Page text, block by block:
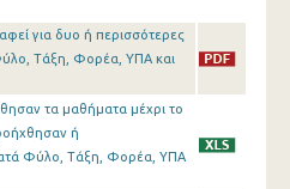
για δυο ή περισσότερες
Τάξη, Φορέα, ΥΠΑ και
τα μαθήματα μέχρι το
ή
Φύλο, Τάξη, Φορέα, ΥΠΑ